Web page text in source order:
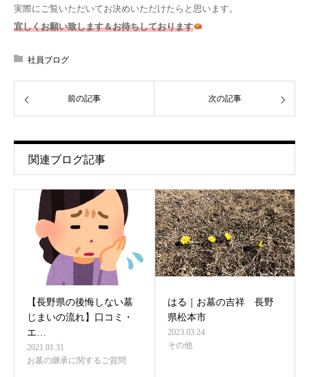
実際にご覧いただいてお決めいただけたらと思います。
宜しくお願い致します＆お待ちしております
社員ブログ
前の記事 次の記事
関連ブログ記事
【長野県の後悔しない墓
じまいの流れ】口コミ・
エ…
2021.01.31
お墓の継承に関するご質問
はる｜お墓の吉祥 長野
県松本市
2023.03.24
その他